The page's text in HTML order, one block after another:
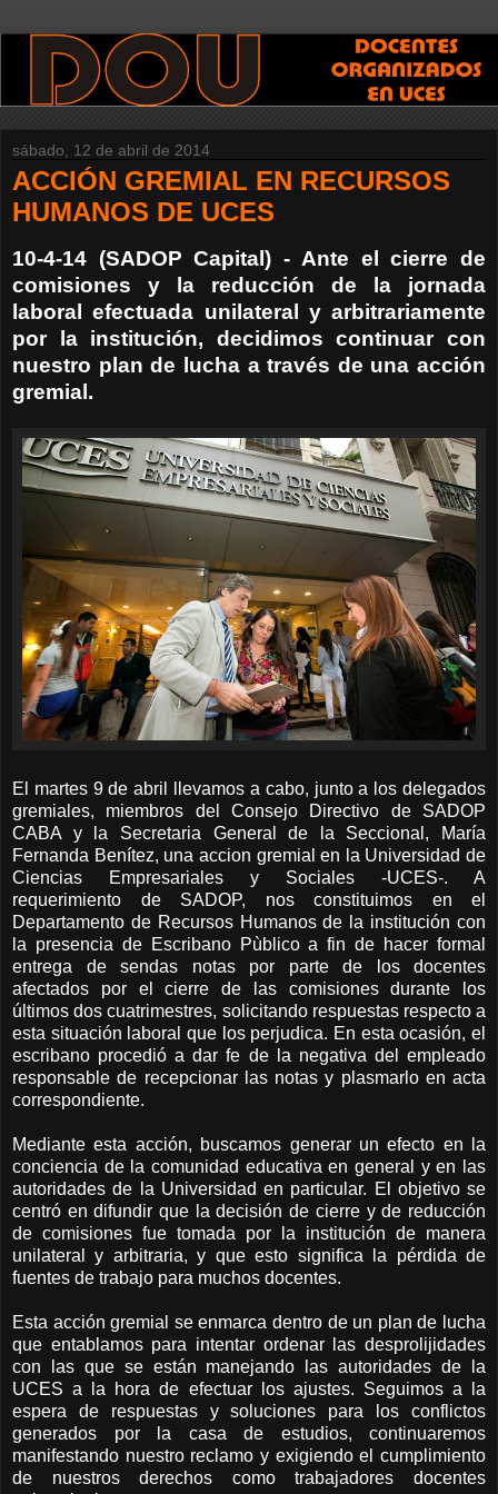
sábado, 12 de abril de 2014
ACCIÓN GREMIAL EN RECURSOS
HUMANOS DE UCES
10-4-14 (SADOP Capital) - Ante el cierre de
comisiones y la reducción de la jornada
laboral efectuada unilateral y arbitrariamente
por la institución, decidimos continuar con
nuestro plan de lucha a través de una acción
gremial.
El martes 9 de abril llevamos a cabo, junto a los delegados
gremiales, miembros del Consejo Directivo de SADOP
CABA y la Secretaria General de la Seccional, María
Fernanda Benítez, una accion gremial en la Universidad de
Ciencias Empresariales y Sociales -UCES-. A
requerimiento de SADOP, nos constituimos en el
Departamento de Recursos Humanos de la institución con
la presencia de Escribano Pùblico a fin de hacer formal
entrega de sendas notas por parte de los docentes
afectados por el cierre de las comisiones durante los
últimos dos cuatrimestres, solicitando respuestas respecto a
esta situación laboral que los perjudica. En esta ocasión, el
escribano procedió a dar fe de la negativa del empleado
responsable de recepcionar las notas y plasmarlo en acta
correspondiente.
Mediante esta acción, buscamos generar un efecto en la
conciencia de la comunidad educativa en general y en las
autoridades de la Universidad en particular. El objetivo se
centró en difundir que la decisión de cierre y de reducción
de comisiones fue tomada por la institución de manera
unilateral y arbitraria, y que esto significa la pérdida de
fuentes de trabajo para muchos docentes.
Esta acción gremial se enmarca dentro de un plan de lucha
que entablamos para intentar ordenar las desprolijidades
con las que se están manejando las autoridades de la
UCES a la hora de efectuar los ajustes. Seguimos a la
espera de respuestas y soluciones para los conflictos
generados por la casa de estudios, continuaremos
manifestando nuestro reclamo y exigiendo el cumplimiento
de nuestros derechos como trabajadores docentes